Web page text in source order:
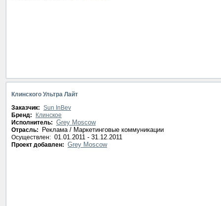
Клинского Ультра Лайт
Заказчик: Sun InBev
Бренд:
Клинское
Исполнитель: Grey Moscow
Отрасль: Реклама / Маркетинговые коммуникации
Осуществлен: 01.01.2011 - 31.12.2011
Проект добавлен: Grey Moscow